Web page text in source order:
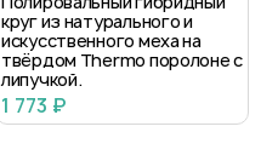
круг из натурального и
искусственного меха на
твёрдом Thermo поролоне с
липучкой.
1 773 ₽